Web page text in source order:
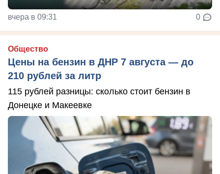
вчера в 09:31 0
Общество
Цены на бензин в ДНР 7 августа — до
210 рублей за литр
115 рублей разницы: сколько стоит бензин в
Донецке и Макеевке